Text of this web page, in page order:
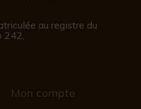
au registre du
242,
Mon compte